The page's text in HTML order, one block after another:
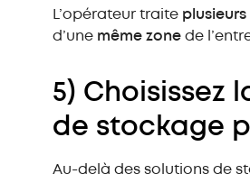
L’opérateur traite
d’une même zone de
5) Choisissez
de stockage
Au-delà des solutions de